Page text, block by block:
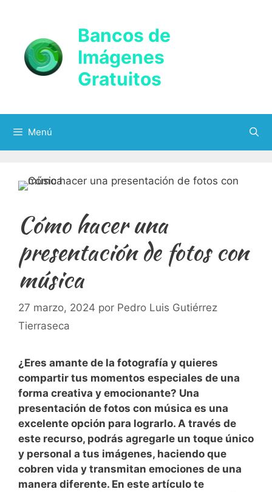
contenido
Bancos de
Imágenes
Gratuitos
Menú
Cómo hacer una
presentación de fotos con
música
27 marzo, 2024 por Pedro Luis Gutiérrez
Tierraseca
¿Eres amante ⁣de la fotografía y quieres
compartir tus momentos especiales de ⁤una
forma creativa ⁣y emocionante? Una
presentación de fotos con música es una
excelente opción ‍para lograrlo. A través de​
este recurso, podrás agregarle un toque único
y personal a tus⁣ imágenes, haciendo‍ que
cobren vida⁣ y transmitan emociones de una
manera diferente. En este artículo te